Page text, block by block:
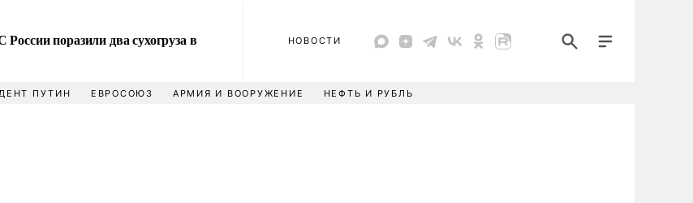
поразили два сухогруза в
НОВОСТИ
ПУТИН ЕВРОСОЮЗ АРМИЯ И ВООРУЖЕНИЕ НЕФТЬ И РУБЛЬ